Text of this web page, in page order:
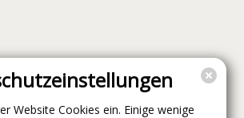
Website Cookies ein. Einige wenige